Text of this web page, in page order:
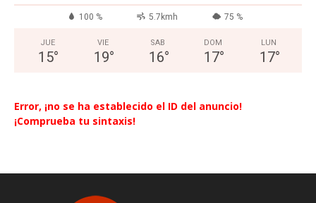
100 % 5.7kmh 75 %
JUE
15°
VIE
19°
SAB
16°
DOM
17°
LUN
17°
Error, ¡no se ha establecido el ID del anuncio!
¡Comprueba tu sintaxis!